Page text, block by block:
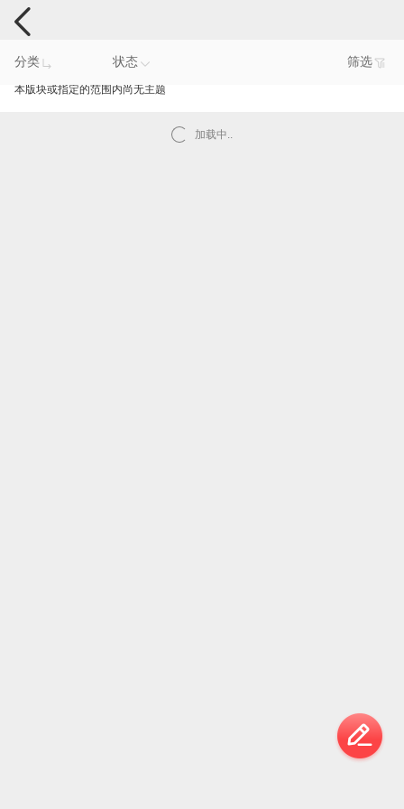
电脑反馈
分类 状态 筛选
本版块或指定的范围内尚无主题
加载中..